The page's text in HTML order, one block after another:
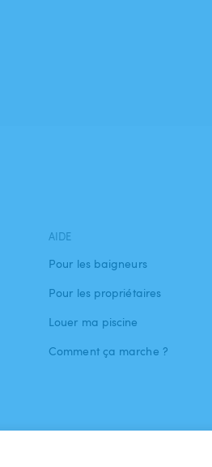
AIDE
Pour les baigneurs
Pour les propriétaires
Louer ma piscine
Comment ça marche ?